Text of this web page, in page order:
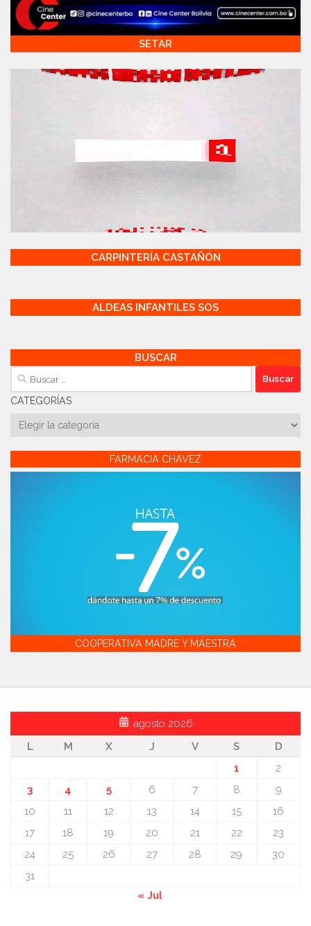
SETAR
CARPINTERÍA CASTAÑÓN
ALDEAS INFANTILES SOS
BUSCAR
Buscar:
CATEGORÍAS
Categorías
FARMACIA CHAVEZ
COOPERATIVA MADRE Y MAESTRA
agosto 2026
L
M X J V S
D
1
2
3
4 5 6 7 8
9
10
11 12 13 14 15
16
17
18 19 20 21 22
23
24
25 26 27 28 29
30
31
« Jul